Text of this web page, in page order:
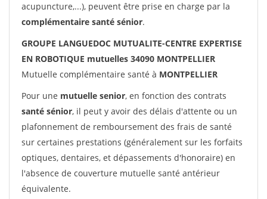
acupuncture,...), peuvent être prise en charge par la
complémentaire santé sénior.
GROUPE LANGUEDOC MUTUALITE-CENTRE EXPERTISE
EN ROBOTIQUE mutuelles 34090 MONTPELLIER
Mutuelle complémentaire santé à MONTPELLIER
Pour une mutuelle senior, en fonction des contrats
santé sénior, il peut y avoir des délais d'attente ou un
plafonnement de remboursement des frais de santé
sur certaines prestations (généralement sur les forfaits
optiques, dentaires, et dépassements d'honoraire) en
l'absence de couverture mutuelle santé antérieur
équivalente.